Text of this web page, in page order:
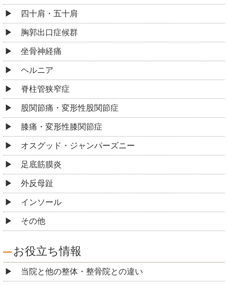
四十肩・五十肩
胸郭出口症候群
坐骨神経痛
ヘルニア
脊柱管狭窄症
股関節痛・変形性股関節症
膝痛・変形性膝関節症
オスグッド・ジャンパーズニー
足底筋膜炎
外反母趾
インソール
その他
お役立ち情報
当院と他の整体・整骨院との違い